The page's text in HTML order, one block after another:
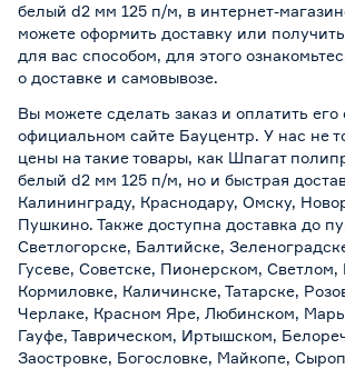
белый d2 мм 125 п/м, в интернет-
можете оформить доставку или
для вас способом, для этого
о доставке и самовывозе.
Вы можете сделать заказ и оплатить
официальном сайте Бауцентр. У нас не
цены на такие товары, как Шпагат
белый d2 мм 125 п/м, но и быстрая
Калининграду, Краснодару, Омску,
Пушкино. Также доступна доставка до
Светлогорске, Балтийске,
Гусеве, Советске, Пионерском, Светлом,
Кормиловке, Каличинске, Татарске,
Черлаке, Красном Яре, Любинском,
Гауфе, Таврическом, Иртышском,
Заостровке, Богословке, Майкопе,